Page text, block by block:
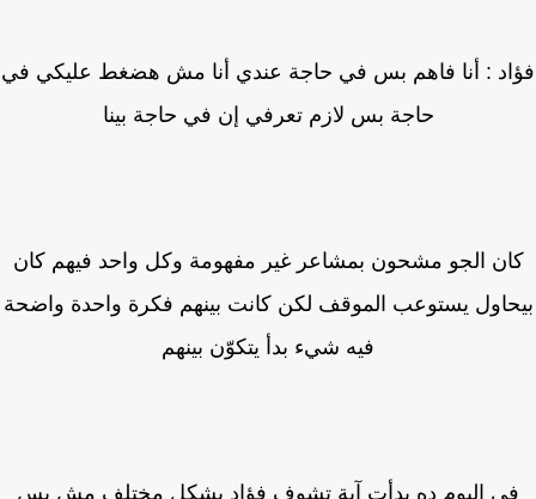
: أنا فاهم بس في حاجة عندي أنا مش هضغط عليكي في
حاجة بس لازم تعرفي إن في حاجة بينا
الجو مشحون بمشاعر غير مفهومة وكل واحد فيهم كان
يستوعب الموقف لكن كانت بينهم فكرة واحدة واضحة
فيه شيء بدأ يتكوّن بينهم
اليوم ده بدأت آية تشوف فؤاد بشكل مختلف مش بس